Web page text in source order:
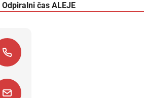
Odpiralni čas ALEJE